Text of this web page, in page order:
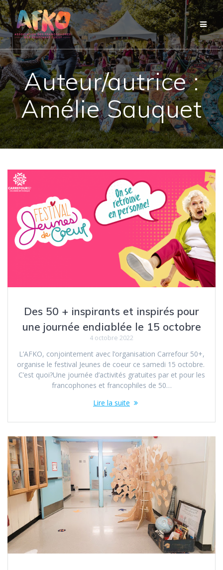
Passer
au
contenu
Auteur/autrice :
Amélie Sauquet
Des 50 + inspirants et inspirés pour
une journée endiablée le 15 octobre
4 octobre 2022
L’AFKO, conjointement avec l’organisation Carrefour 50+,
organise le festival Jeunes de coeur ce samedi 15 octobre.
C’est quoi?Une journée d’activités gratuites par et pour les
francophones et francophiles de 50…
Lire la suite